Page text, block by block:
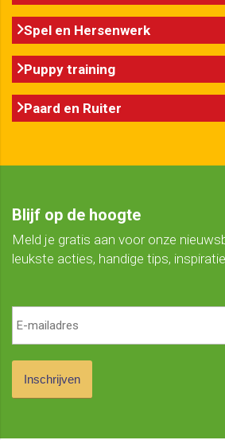
Spel en Hersenwerk
Puppy training
Paard en Ruiter
Blijf op de hoogte
Meld je gratis aan voor onze
leukste acties, handige tips,
Inschrijven